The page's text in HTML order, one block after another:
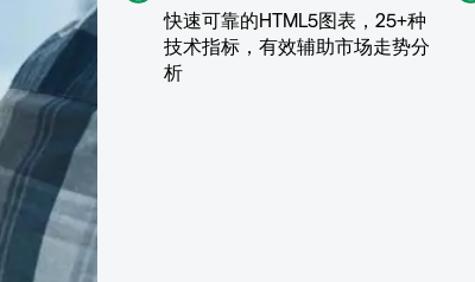
快速可靠的HTML5图表，25+种
技术指标，有效辅助市场走势分
析